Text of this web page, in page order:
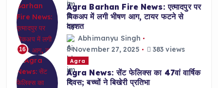
16
Agra Barhan Fire News: एत्मादपुर पर
पिकअप में लगी भीषण आग, टायर फटने से
दहशत
Abhimanyu Singh
November 27, 2025
383 views
Agra
Agra News: सेंट फेलिक्स का 47वां वार्षिक
दिवस; बच्चों ने बिखेरी प्रतिभा